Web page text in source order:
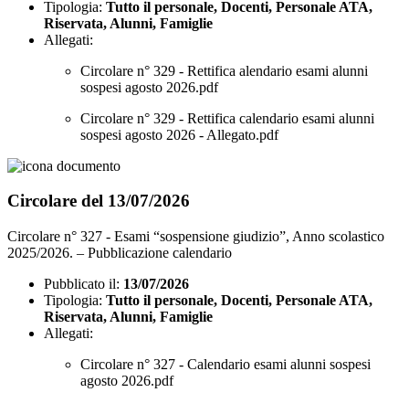
Tipologia: Tutto il personale, Docenti, Personale ATA,
Riservata, Alunni, Famiglie
Allegati:
Circolare n° 329 - Rettifica alendario esami alunni
sospesi agosto 2026.pdf
Circolare n° 329 - Rettifica calendario esami alunni
sospesi agosto 2026 - Allegato.pdf
Circolare del 13/07/2026
Circolare n° 327 - Esami “sospensione giudizio”, Anno scolastico
2025/2026. – Pubblicazione calendario
Pubblicato il: 13/07/2026
Tipologia: Tutto il personale, Docenti, Personale ATA,
Riservata, Alunni, Famiglie
Allegati:
Circolare n° 327 - Calendario esami alunni sospesi
agosto 2026.pdf